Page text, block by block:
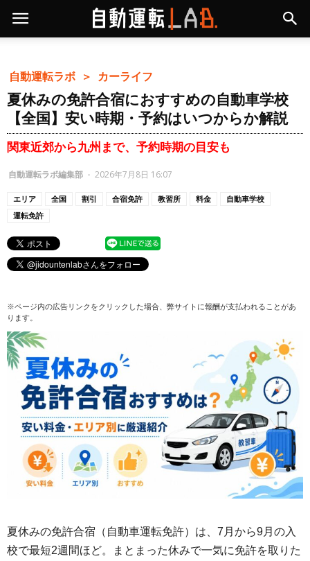
自動運転ラボ ＞ カーライフ
夏休みの免許合宿におすすめの自動車学校
【全国】安い時期・予約はいつからか解説
関東近郊から九州まで、予約時期の目安も
自動運転ラボ編集部 - 2026年7月8日 16:07
エリア 全国 割引 合宿免許 教習所 料金
自動車学校
運転免許
※ページ内の広告リンクをクリックした場合、弊サイトに報酬が支払われることがあ
ります。
夏休みの免許合宿（自動車運転免許）は、7月から9月の入
校で最短2週間ほど。まとまった休みで一気に免許を取りた